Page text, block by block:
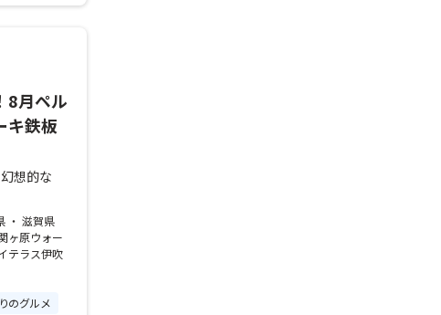
8月ペル
キ鉄板
想的な
・ 滋賀県
ヶ原ウォー
テラス伊吹
のグルメ